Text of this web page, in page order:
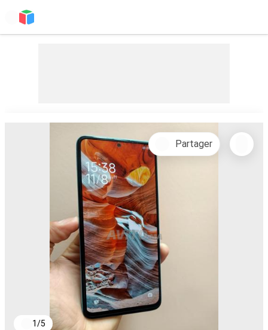
1/5
Partager